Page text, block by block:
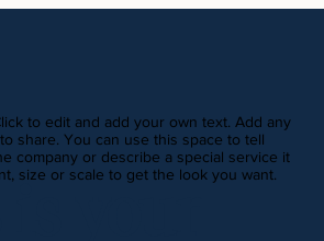
to edit and add your own text. Add any
share. You can use this space to tell
company or describe a special service it
size or scale to get the look you want.